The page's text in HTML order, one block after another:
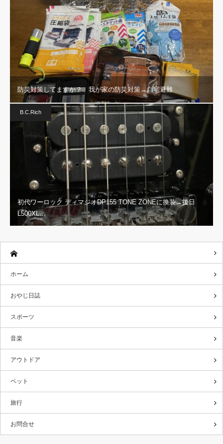
防災対策してますか？ 我が家の防災対策→自宅避難
B.C.Rich
初代ワーロック ディマジオDP155 TONE ZONEに換装→後日
L500XL…
ホーム
おやじ日誌
スポーツ
音楽
アウトドア
ペット
旅行
お問合せ